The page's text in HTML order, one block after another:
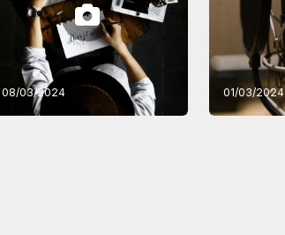
08/03/2024 01/03/2024